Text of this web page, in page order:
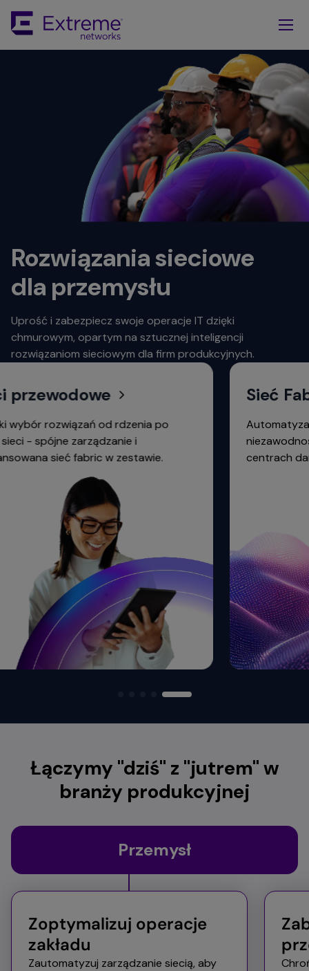
Main
Content
Rozwiązania sieciowe
dla przemysłu
Uprość i zabezpiecz swoje operacje IT dzięki
chmurowym, opartym na sztucznej inteligencji
rozwiązaniom sieciowym dla firm produkcyjnych.
rozwiązań od rdzenia po
- spójne zarządzanie i
sieć fabric w zestawie.
Sieć
niezawodność
centrach
Łączymy "dziś" z "jutrem" w
branży produkcyjnej
Przemysł
Zoptymalizuj operacje
zakładu
Zautomatyzuj zarządzanie siecią, aby